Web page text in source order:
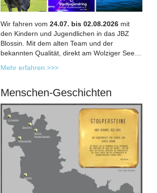
Wir fahren vom24.07. bis 02.08.2026 mit
den Kindern und Jugendlichen in das JBZ
Blossin. Mit dem alten Team und der
bekannten Qualität, direkt am Wolziger See…
Mehr erfahren >>>
Menschen-Geschichten